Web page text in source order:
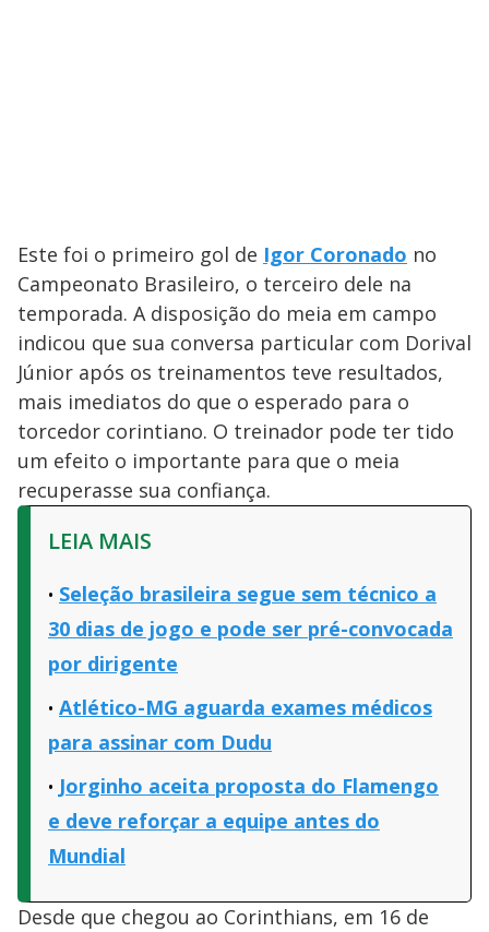
Este foi o primeiro gol de Igor Coronado no
Campeonato Brasileiro, o terceiro dele na
temporada. A disposição do meia em campo
indicou que sua conversa particular com Dorival
Júnior após os treinamentos teve resultados,
mais imediatos do que o esperado para o
torcedor corintiano. O treinador pode ter tido
um efeito o importante para que o meia
recuperasse sua confiança.
LEIA MAIS
Seleção brasileira segue sem técnico a
30 dias de jogo e pode ser pré-convocada
por dirigente
Atlético-MG aguarda exames médicos
para assinar com Dudu
Jorginho aceita proposta do Flamengo
e deve reforçar a equipe antes do
Mundial
Desde que chegou ao Corinthians, em 16 de